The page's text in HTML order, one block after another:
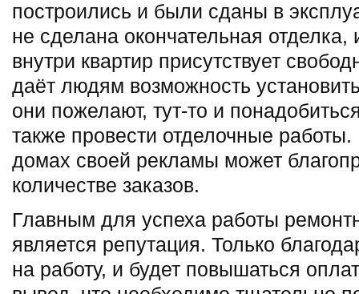
построились и были сданы в
не сделана окончательная отделка,
внутри квартир присутствует
даёт людям возможность
они пожелают, тут-то и
также провести отделочные
домах своей рекламы может
количестве заказов.
Главным для успеха работы
является репутация. Только
на работу, и будет повышаться